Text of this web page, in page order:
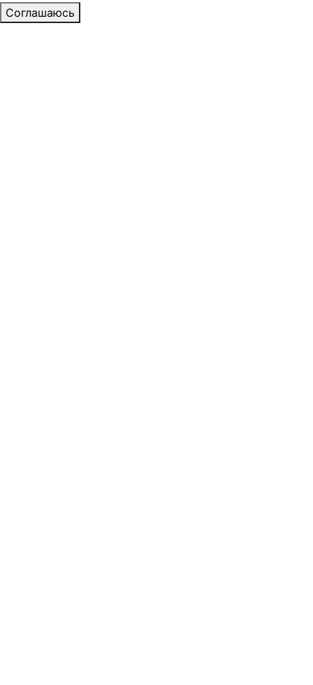
Соглашаюсь